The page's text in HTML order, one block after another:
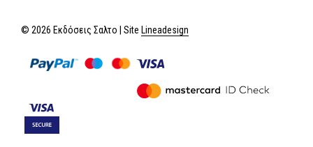
© 2026 Εκδόσεις Σαλτο | Site Lineadesign